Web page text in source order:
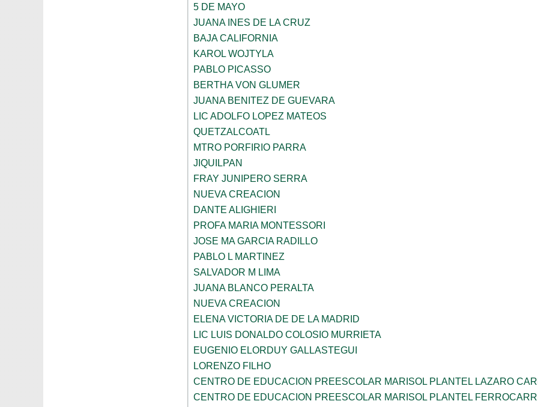
5 DE MAYO
JUANA INES DE LA CRUZ
BAJA CALIFORNIA
KAROL WOJTYLA
PABLO PICASSO
BERTHA VON GLUMER
JUANA BENITEZ DE GUEVARA
LIC ADOLFO LOPEZ MATEOS
QUETZALCOATL
MTRO PORFIRIO PARRA
JIQUILPAN
FRAY JUNIPERO SERRA
NUEVA CREACION
DANTE ALIGHIERI
PROFA MARIA MONTESSORI
JOSE MA GARCIA RADILLO
PABLO L MARTINEZ
SALVADOR M LIMA
JUANA BLANCO PERALTA
NUEVA CREACION
ELENA VICTORIA DE DE LA MADRID
LIC LUIS DONALDO COLOSIO MURRIETA
EUGENIO ELORDUY GALLASTEGUI
LORENZO FILHO
CENTRO DE EDUCACION PREESCOLAR MARISOL PLANTEL LAZARO
CENTRO DE EDUCACION PREESCOLAR MARISOL PLANTEL